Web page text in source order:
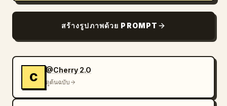
ครามและก้อนเมฆ กำลังจับกระโปรงพลีทสีครีม มีกลีบ
3. บนขวา: ภาพระยะใกล้ของเส้นผม ไหล่เสื้อสเวตเตอร์
สร้อยคอไข่มุก และท้องฟ้าสีคราม ใบหน้าถูกปิดทับด้วย
4. กลางซ้าย: ท่าโพสโปรไฟล์ด้านข้างใกล้ดอกไม้ที่กำลัง
บาน หญิงสาวทำท่าชูสองนิ้ว มีฟองสบู่ลอยอยู่รอบตัว
5. กลางกลาง: ภาพพอร์ตเทรตระยะใกล้มาก เห็นเส้นผม
และมือใกล้ใบหน้า พื้นหลังเป็นท้องฟ้าสีคราม ใบหน้าถูกปิด
สร้างรูปภาพด้วย PROMPT
C
@Cherry 2.O
ดูต้นฉบับ